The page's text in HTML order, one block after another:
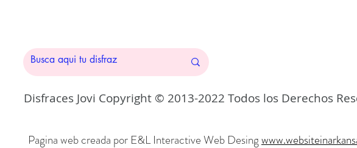
Disfraces Jovi Copyright © 2013-2022 Todos los Derechos
Pagina web creada por E&L Interactive Web Desing